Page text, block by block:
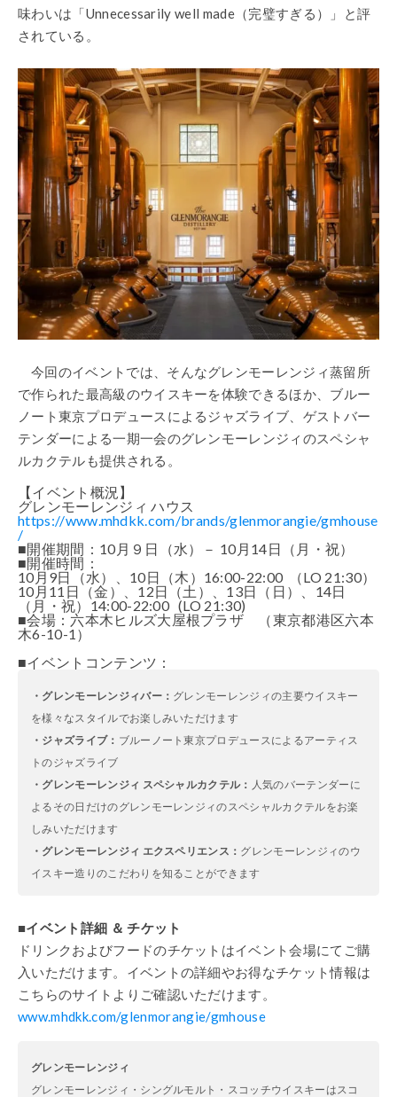
味わいは「Unnecessarily well made（完璧すぎる）」と評
されている。
今回のイベントでは、そんなグレンモーレンジィ蒸留所
で作られた最高級のウイスキーを体験できるほか、ブルー
ノート東京プロデュースによるジャズライブ、ゲストバー
テンダーによる一期一会のグレンモーレンジィのスペシャ
ルカクテルも提供される。
【イベント概況】
グレンモーレンジィ ハウス
https://www.mhdkk.com/brands/glenmorangie/gmhouse
/
■開催期間： 10 月９日（水）－ 10 月 14日（月・祝）
■開催時間：
10 月 9日（水）、 10日（木） 16:00-22:00 （LO 21:30）
10 月 11 日（金）、 12日（土）、 13日（日）、 14日
（月・祝） 14:00-22:00 (LO 21:30)
■会場：六本木ヒルズ大屋根プラザ （東京都港区六本
木6-10-1 ）
■イベントコンテンツ：
・グレンモーレンジィバー： グレンモーレンジィの主要ウイスキー
を様々なスタイルでお楽しみいただけます
・ジャズライブ： ブルーノート東京プロデュースによるアーティス
トのジャズライブ
・グレンモーレンジィ スペシャルカクテル： 人気のバーテンダーに
よるその日だけのグレンモーレンジィのスペシャルカクテルをお楽
しみいただけます
・グレンモーレンジィ エクスペリエンス： グレンモーレンジィのウ
イスキー造りのこだわりを知ることができます
■イベント詳細 ＆ チケット
ドリンクおよびフードのチケットはイベント会場にてご購
入いただけます。 イベントの詳細やお得なチケット情報は
こちらのサイトよりご確認いただけます。
www.mhdkk.com/glenmorangie/gmhouse
グレンモーレンジィ
グレンモーレンジィ・シングルモルト・スコッチウイスキーはスコ